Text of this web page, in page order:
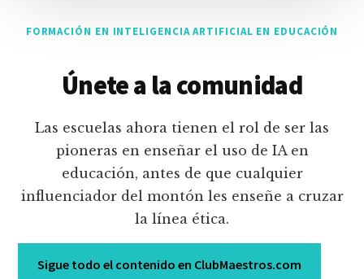
FORMACIÓN EN INTELIGENCIA ARTIFICIAL EN EDUCACIÓN
Únete a la comunidad
Las escuelas ahora tienen el rol de ser las
pioneras en enseñar el uso de IA en
educación, antes de que cualquier
influenciador del montón les enseñe a cruzar
la línea ética.
Sigue todo el contenido en ClubMaestros.com